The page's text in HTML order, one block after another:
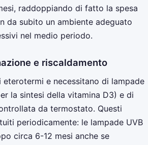
raddoppiando di fatto la spesa
da subito un ambiente adeguato
nel medio periodo.
e riscaldamento
eterotermi e necessitano di lampade
la sintesi della vitamina D3) e di
da termostato. Questi
periodicamente: le lampade UVB
circa 6-12 mesi anche se